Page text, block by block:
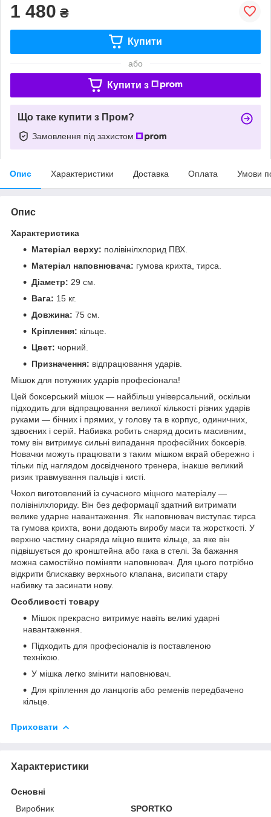
1 480 ₴
Купити
або
Купити з
Що таке купити з Пром?
Замовлення під захистом
Опис Характеристики Доставка Оплата Умови
Опис
Характеристика
Матеріал верху: полівінілхлорид ПВХ.
Матеріал наповнювача: гумова крихта, тирса.
Діаметр: 29 см.
Вага: 15 кг.
Довжина: 75 см.
Кріплення: кільце.
Цвет: чорний.
Призначення: відпрацювання ударів.
Мішок для потужних ударів професіонала!
Цей боксерський мішок — найбільш універсальний, оскільки
підходить для відпрацювання великої кількості різних ударів
руками — бічних і прямих, у голову та в корпус, одиничних,
здвоєних і серій. Набивка робить снаряд досить масивним,
тому він витримує сильні випадання професійних боксерів.
Новачки можуть працювати з таким мішком вкрай обережно і
тільки під наглядом досвідченого тренера, інакше великий
ризик травмування пальців і кисті.
Чохол виготовлений із сучасного міцного матеріалу —
полівінілхлориду. Він без деформації здатний витримати
велике ударне навантаження. Як наповнювач виступає тирса
та гумова крихта, вони додають виробу маси та жорсткості. У
верхню частину снаряда міцно вшите кільце, за яке він
підвішується до кронштейна або гака в стелі. За бажання
можна самостійно поміняти наповнювач. Для цього потрібно
відкрити блискавку верхнього клапана, висипати стару
набивку та засинати нову.
Особливості товару
Мішок прекрасно витримує навіть великі ударні
навантаження.
Підходить для професіоналів із поставленою
технікою.
У мішка легко змінити наповнювач.
Для кріплення до ланцюгів або ременів передбачено
кільце.
Приховати
Характеристики
Основні
Виробник
SPORTKO